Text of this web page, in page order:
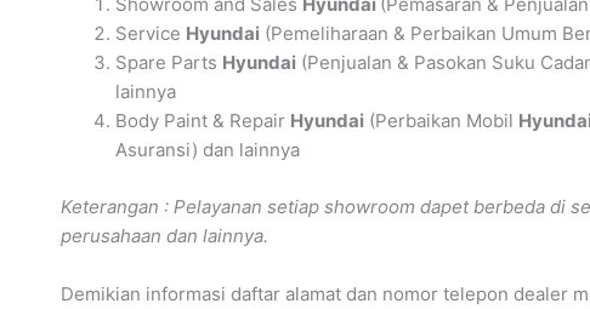
Service Hyundai (Pemeliharaan & Perbaikan Umum
Spare Parts Hyundai (Penjualan & Pasokan Suku
lainnya
Body Paint & Repair Hyundai (Perbaikan Mobil Hyundai
Asuransi) dan lainnya
Keterangan : Pelayanan setiap showroom dapet berbeda di
perusahaan dan lainnya.
Demikian informasi daftar alamat dan nomor telepon dealer